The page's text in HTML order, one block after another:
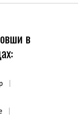
в